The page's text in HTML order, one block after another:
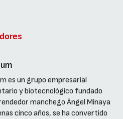
es un grupo empresarial
y biotecnológico fundado
manchego Ángel Minaya
cinco años, se ha convertido